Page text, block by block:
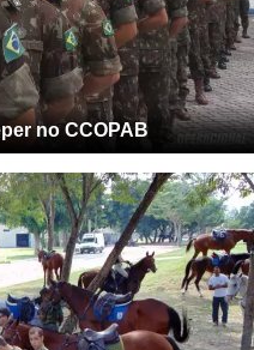
no CCOPAB